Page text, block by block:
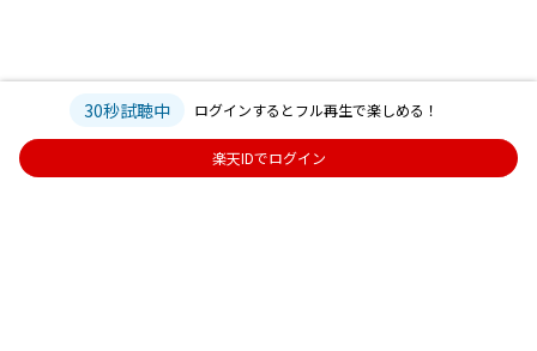
30秒試聴中 ログインするとフル再生で楽しめる！
楽天IDでログイン